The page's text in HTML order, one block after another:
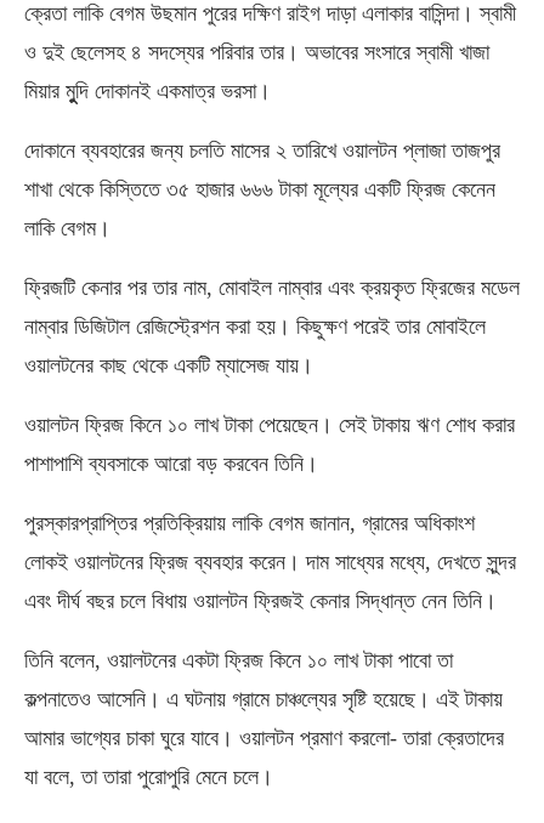
ক্রেতা লাকি বেগম উছমান পুরের দক্ষিণ রাইগ দাড়া এলাকার বাসিন্দা। স্বামী
ও দুই ছেলেসহ ৪ সদস্যের পরিবার তার। অভাবের সংসারে স্বামী খাজা
মিয়ার মুুুদি দোকানই একমাত্র ভরসা।
দোকানে ব্যবহারের জন্য চলতি মাসের ২ তারিখে ওয়ালটন প্লাজা তাজপুর
শাখা থেকে কিস্তিতে ৩৫ হাজার ৬৬৬ টাকা মূল্যের একটি ফ্রিজ কেনেন
লাকি বেগম।
ফ্রিজটি কেনার পর তার নাম, মোবাইল নাম্বার এবং ক্রয়কৃত ফ্রিজের মডেল
নাম্বার ডিজিটাল রেজিস্ট্রেশন করা হয়। কিছুক্ষণ পরেই তার মোবাইলে
ওয়ালটনের কাছ থেকে একটি ম্যাসেজ যায়।
ওয়ালটন ফ্রিজ কিনে ১০ লাখ টাকা পেয়েছেন। সেই টাকায় ঋণ শোধ করার
পাশাপাশি ব্যবসাকে আরো বড় করবেন তিনি।
পুরস্কারপ্রাপ্তির প্রতিক্রিয়ায় লাকি বেগম জানান, গ্রামের অধিকাংশ
লোকই ওয়ালটনের ফ্রিজ ব্যবহার করেন। দাম সাধ্যের মধ্যে, দেখতে সুন্দর
এবং দীর্ঘ বছর চলে বিধায় ওয়ালটন ফ্রিজই কেনার সিদ্ধান্ত নেন তিনি।
তিনি বলেন, ওয়ালটনের একটা ফ্রিজ কিনে ১০ লাখ টাকা পাবো তা
কল্পনাতেও আসেনি। এ ঘটনায় গ্রামে চাঞ্চল্যের সৃষ্টি হয়েছে। এই টাকায়
আমার ভাগ্যের চাকা ঘুরে যাবে। ওয়ালটন প্রমাণ করলো- তারা ক্রেতাদের
যা বলে, তা তারা পুরোপুরি মেনে চলে।